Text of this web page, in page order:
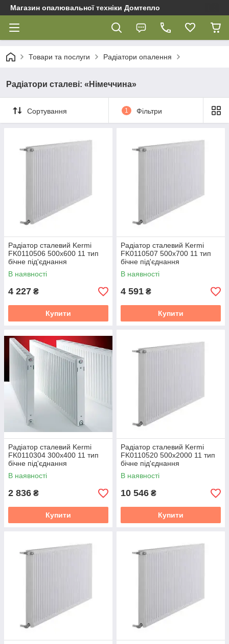
Магазин опалювальної техніки Домтепло
Товари та послуги Радіатори опалення
Радіатори сталеві: «Німеччина»
Сортування 1 Фільтри
Радіатор сталевий Kermi
FK0110506 500x600 11 тип
бічне під'єднання
В наявності
4 227 ₴
Купити
Радіатор сталевий Kermi
FK0110507 500x700 11 тип
бічне під'єднання
В наявності
4 591 ₴
Купити
Радіатор сталевий Kermi
FK0110304 300x400 11 тип
бічне під'єднання
В наявності
2 836 ₴
Купити
Радіатор сталевий Kermi
FK0110520 500x2000 11 тип
бічне під'єднання
В наявності
10 546 ₴
Купити